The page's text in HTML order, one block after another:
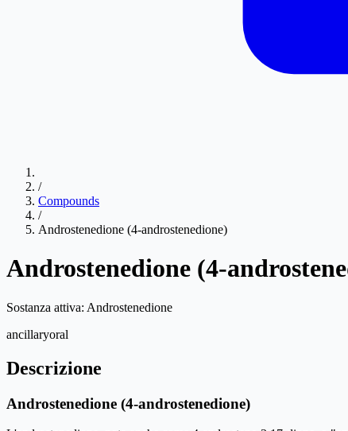
/
Compounds
/
Androstenedione (4-androstenedione)
Androstenedione (4-
Sostanza attiva: Androstenedione
ancillaryoral
Descrizione
Androstenedione (4-androstenedione)